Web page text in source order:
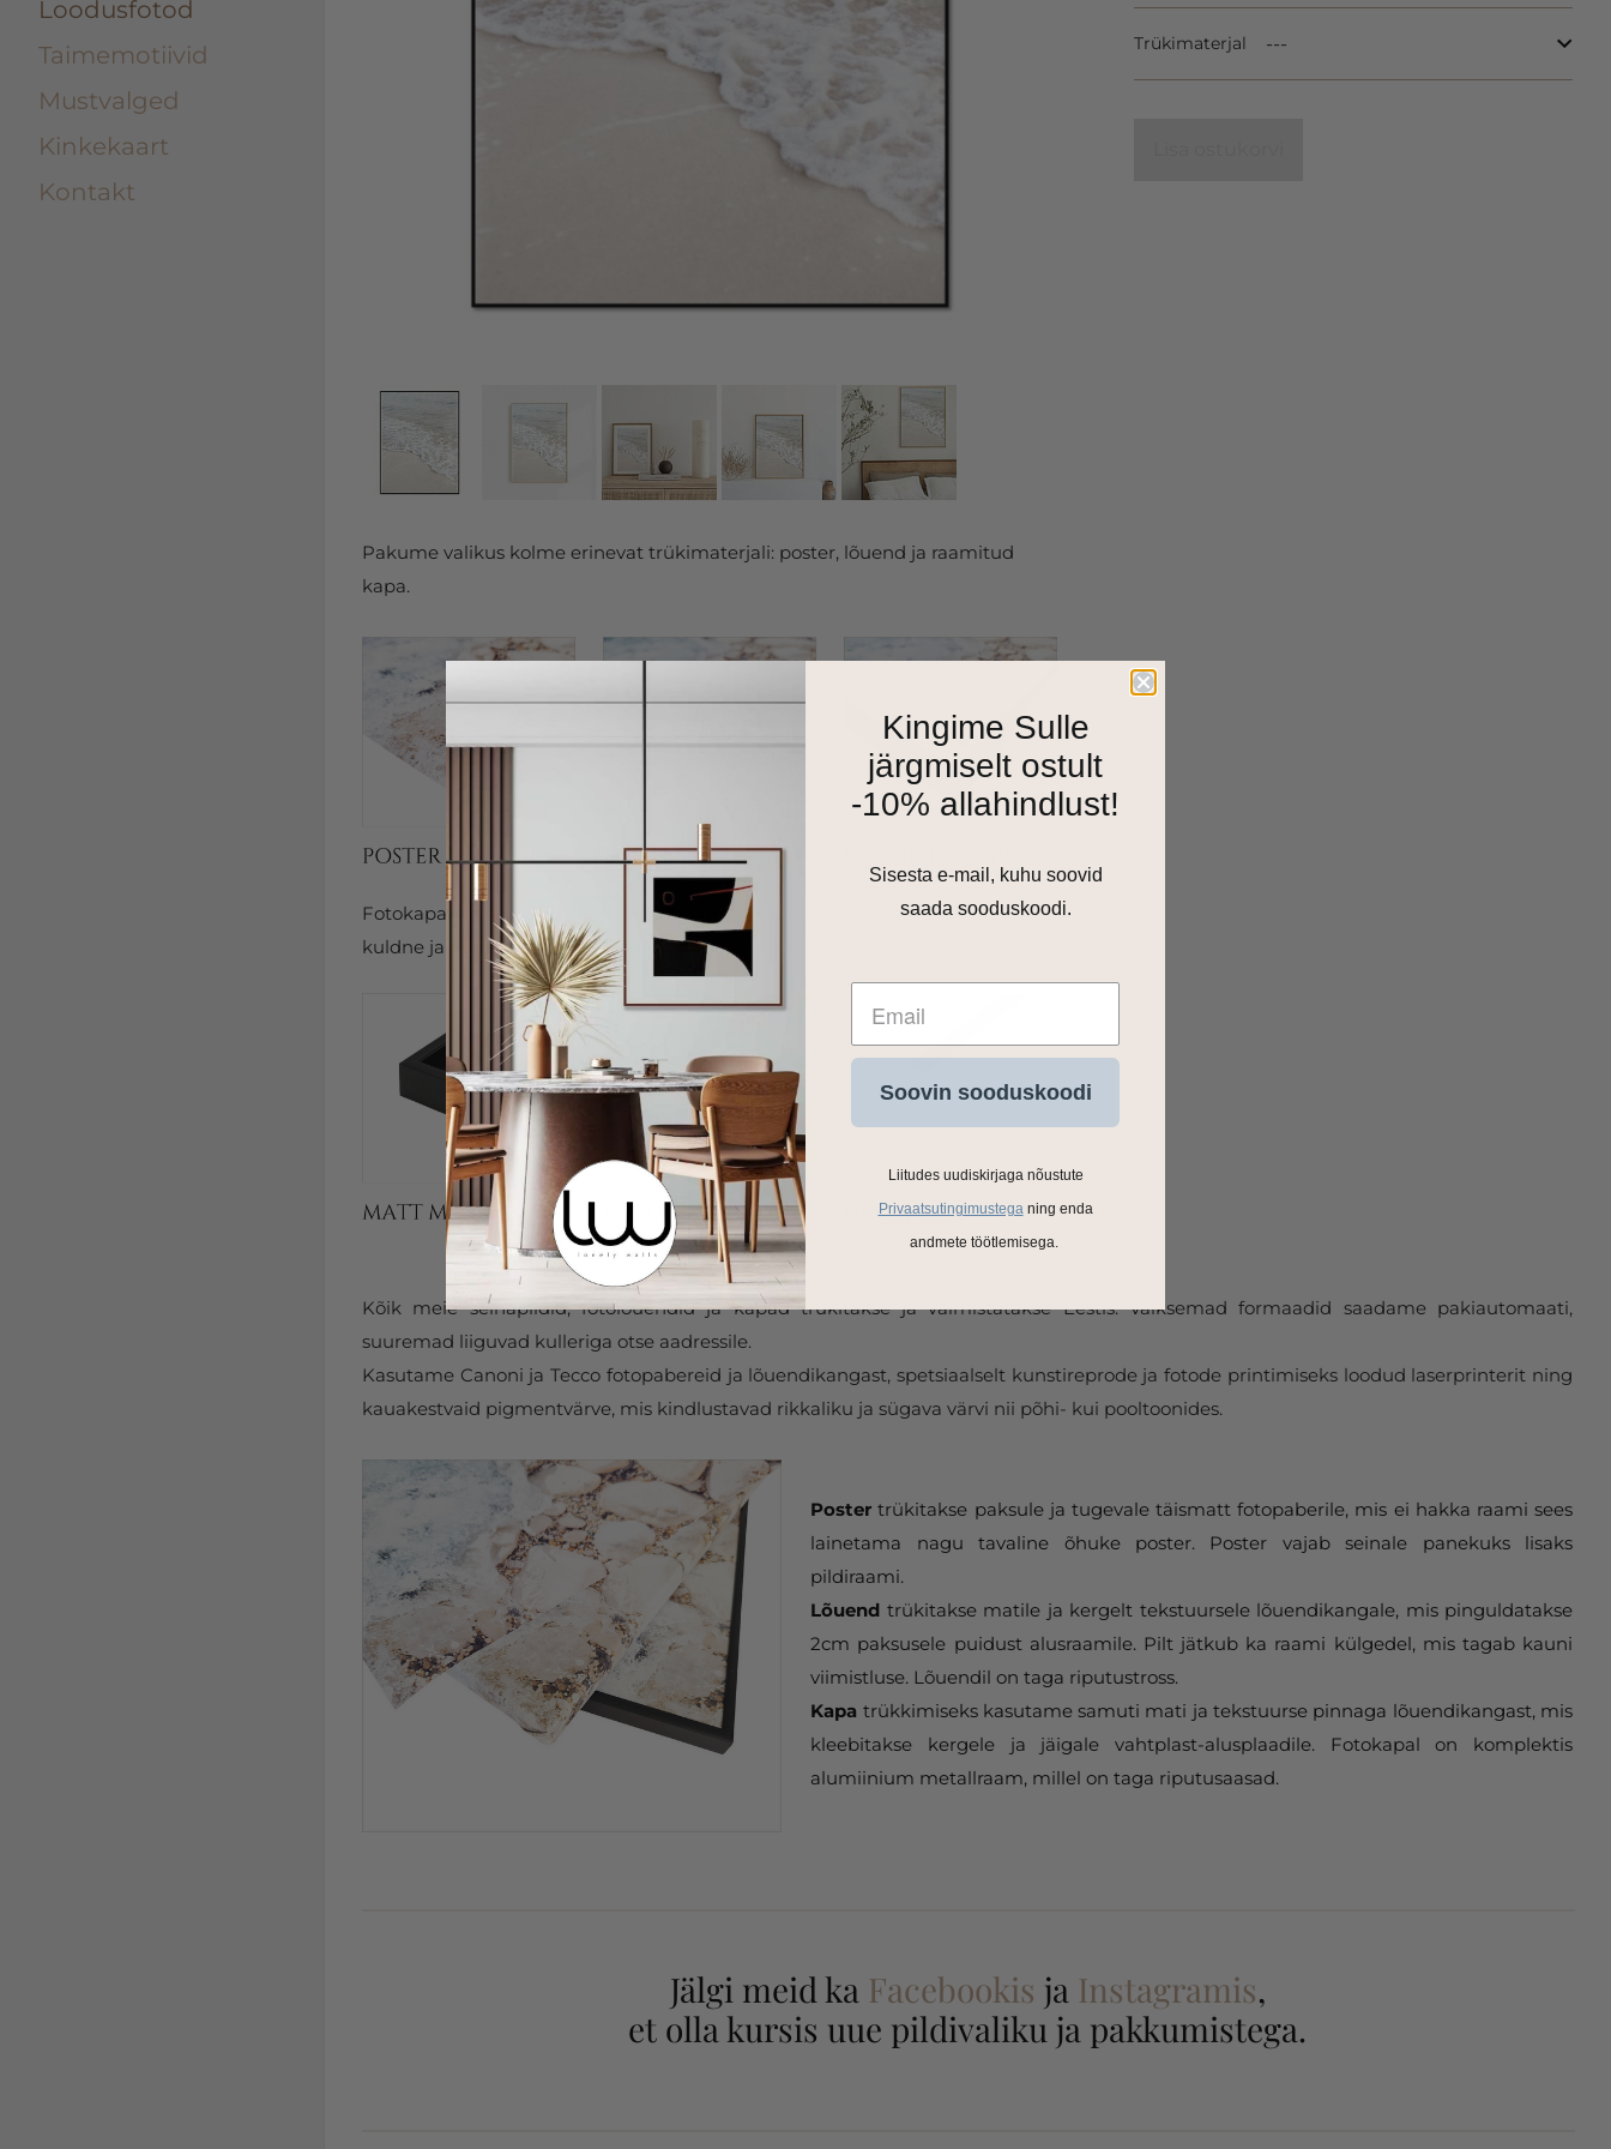
Loodusfotod
Taimemotiivid
Mustvalged
Kinkekaart
Kontakt
Pakume valikus kolme erinevat trükimaterjali: poster, lõuend ja raamitud
kapa.
Fotokapal on kitsas 1cm harjatud alumiiniumraam. Valikus on matt must,
kuldne ja hõbedane toon.
Trükimaterjal
Kõik meie seinapildid, fotolõuendid ja kapad trükitakse ja valmistatakse Eestis. Väiksemad formaadid saadame pakiautomaati,
suuremad liiguvad kulleriga otse aadressile.
Kasutame Canoni ja Tecco fotopabereid ja lõuendikangast, spetsiaalselt kunstireprode ja fotode printimiseks loodud laserprinterit ning
kauakestvaid pigmentvärve, mis kindlustavad rikkaliku ja sügava värvi nii põhi- kui pooltoonides.
Poster trükitakse paksule ja tugevale täismatt fotopaberile, mis ei hakka raami sees
lainetama nagu tavaline õhuke poster. Poster vajab seinale panekuks lisaks
pildiraami.
Lõuend trükitakse matile ja kergelt tekstuursele lõuendikangale, mis pinguldatakse
2cm paksusele puidust alusraamile. Pilt jätkub ka raami külgedel, mis tagab kauni
viimistluse. Lõuendil on taga riputustross.
Kapa trükkimiseks kasutame samuti mati ja tekstuurse pinnaga lõuendikangast, mis
kleebitakse kergele ja jäigale vahtplast-alusplaadile. Fotokapal on komplektis
alumiinium metallraam, millel on taga riputusaasad.
Jälgi meid ka Facebookis ja Instagramis,
et olla kursis uue pildivaliku ja pakkumistega.
Kingime Sulle
järgmiselt ostult
-10% allahindlust!
Sisesta e-mail, kuhu soovid
saada sooduskoodi.
Soovin sooduskoodi
Liitudes uudiskirjaga nõustute
Privaatsutingimustega ning enda
andmete töötlemisega.